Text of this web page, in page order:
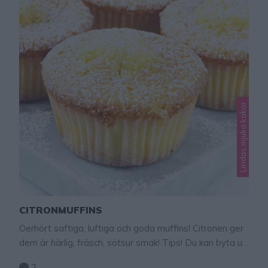
Lindas mjuka kakor
CITRONMUFFINS
Oerhört saftiga, luftiga och goda muffins! Citronen ger
dem är härlig, fräsch, sötsur smak! Tips! Du kan byta ut